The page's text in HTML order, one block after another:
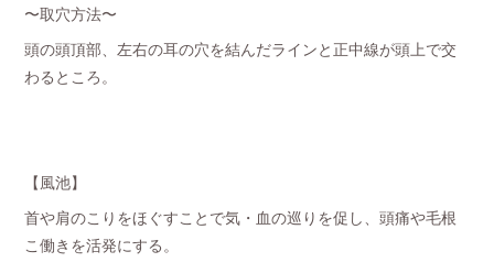
〜取穴方法〜
頭の頭頂部、左右の耳の穴を結んだラインと正中線が頭上で交
わるところ。
【風池】
首や肩のこりをほぐすことで気・血の巡りを促し、頭痛や毛根
こ働きを活発にする。